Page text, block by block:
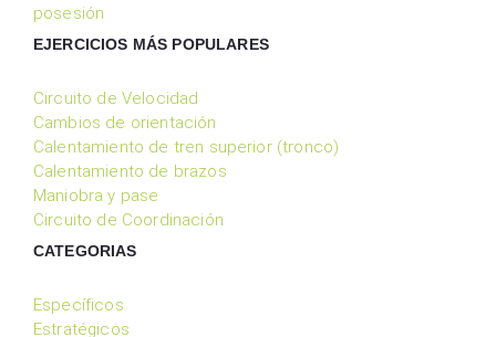
posesión
EJERCICIOS MÁS POPULARES
Circuito de Velocidad
Cambios de orientación
Calentamiento de tren superior (tronco)
Calentamiento de brazos
Maniobra y pase
Circuito de Coordinación
CATEGORIAS
Específicos
Estratégicos